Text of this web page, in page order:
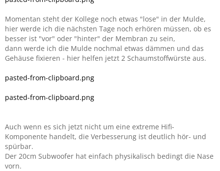
Momentan steht der Kollege noch etwas "lose" in der Mulde,
hier werde ich die nächsten Tage noch erhören müssen, ob es
besser ist "vor" oder "hinter" der Membran zu sein,
dann werde ich die Mulde nochmal etwas dämmen und das
Gehäuse fixieren - hier helfen jetzt 2 Schaumstoffwürste aus.
pasted-from-clipboard.png
pasted-from-clipboard.png
Auch wenn es sich jetzt nicht um eine extreme Hifi-
Komponente handelt, die Verbesserung ist deutlich hör- und
spürbar.
Der 20cm Subwoofer hat einfach physikalisch bedingt die Nase
vorn.